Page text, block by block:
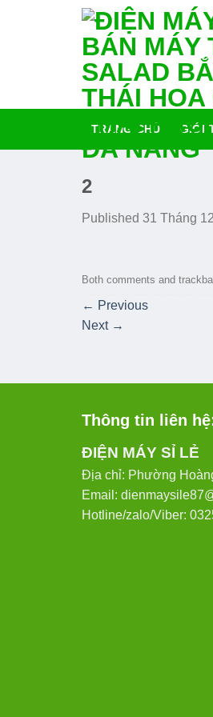
TRANG CHỦ GIỚI
2
Published 31 Tháng
Both comments and
← Previous
Next →
Thông tin liên
ĐIỆN MÁY SỈ LẺ
Địa chỉ: Phường
Email:
Hotline/zalo/Viber: